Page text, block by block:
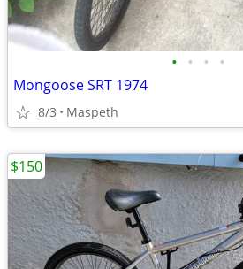
• • • •
Mongoose SRT 1974
8/3 Maspeth
$150